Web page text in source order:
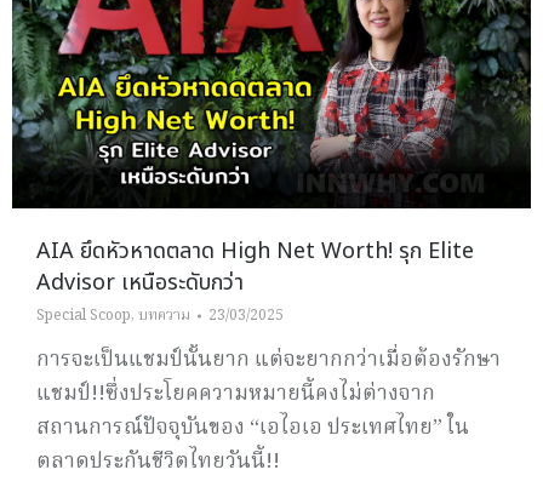
AIA ยึดหัวหาดตลาด High Net Worth! รุก Elite
Advisor เหนือระดับกว่า
Special Scoop, บทความ 23/03/2025
การจะเป็นแชมป์นั้นยาก แต่จะยากกว่าเมื่อต้องรักษา
แชมป์!!ซึ่งประโยคความหมายนี้คงไม่ต่างจาก
สถานการณ์ปัจจุบันของ “เอไอเอ ประเทศไทย” ใน
ตลาดประกันชีวิตไทยวันนี้!!